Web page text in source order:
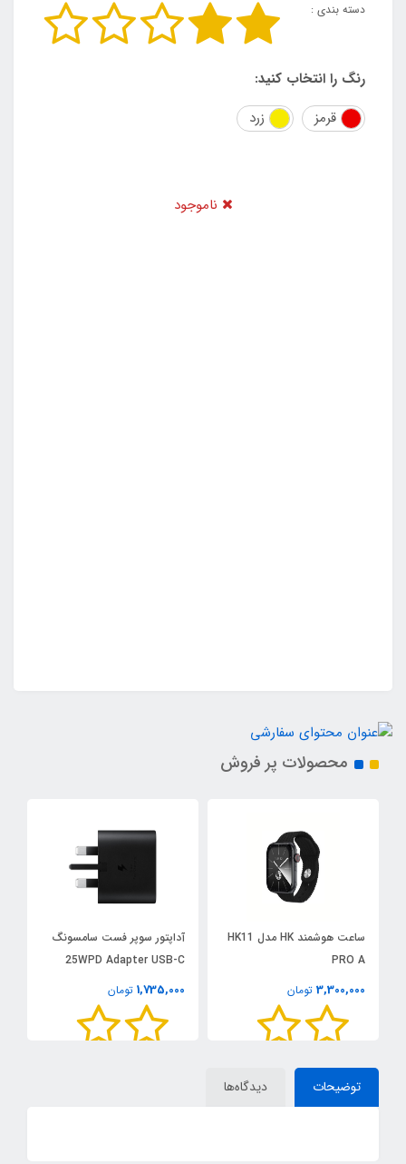
دسته بندی :
رنگ را انتخاب کنید:
قرمز
زرد
ناموجود
محصولات پر فروش
ساعت هوشمند HK مدل HK11
PRO A
3,300,000 تومان
آداپتور سوپر فست سامسونگ
25WPD Adapter USB-C
1,735,000 تومان
توضیحات دیدگاه‌ها